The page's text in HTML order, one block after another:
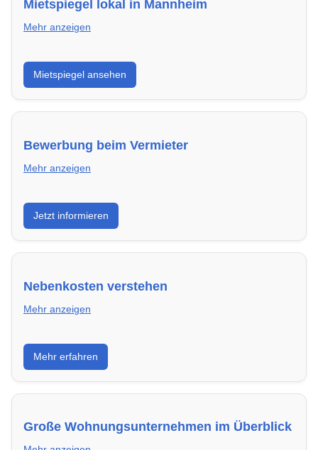
Mietspiegel lokal in Mannheim
Mehr anzeigen
Erhalte einen Überblick über die aktuellen Mietpreise
regional in Mannheim. So weißt du genau, welche
Miete fair ist und wo sich ein Vergleich lohnt.
Mietspiegel ansehen
Bewerbung beim Vermieter
Mehr anzeigen
Wie du in Mannheim mit einer überzeugenden
Bewerbung die besten Chancen auf deine
Traumwohnung hast – inklusive Mustervorlagen.
Jetzt informieren
Nebenkosten verstehen
Mehr anzeigen
Erfahre, welche Nebenkosten rechtmäßig sind und
wie du deine monatliche Belastung optimieren
kannst.
Mehr erfahren
Große Wohnungsunternehmen im Überblick